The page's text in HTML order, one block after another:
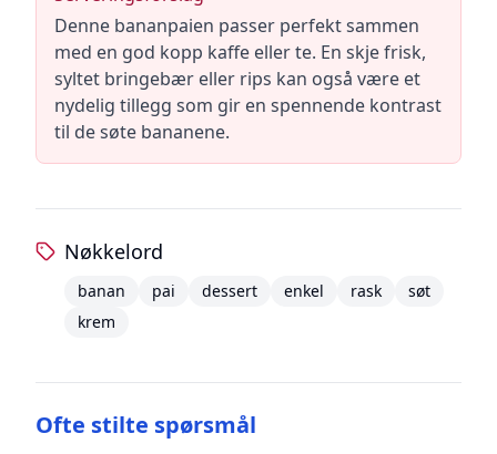
Denne bananpaien passer perfekt sammen
med en god kopp kaffe eller te. En skje frisk,
syltet bringebær eller rips kan også være et
nydelig tillegg som gir en spennende kontrast
til de søte bananene.
Nøkkelord
banan pai dessert enkel rask
søt
krem
Ofte stilte spørsmål